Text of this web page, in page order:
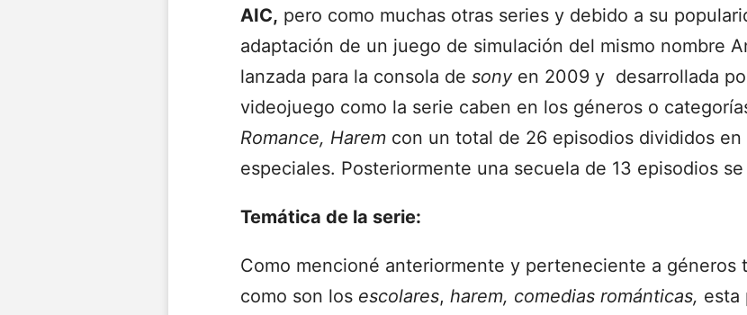
AIC, pero como muchas otras series y debido a su
adaptación de un juego de simulación del mismo nombre
lanzada para la consola de sony en 2009 y desarrollada
videojuego como la serie caben en los géneros o
Romance, Harem con un total de 26 episodios divididos
especiales. Posteriormente una secuela de 13 episodios
Temática de la serie:
Como mencioné anteriormente y perteneciente a géneros
como son los escolares, harem, comedias románticas, esta